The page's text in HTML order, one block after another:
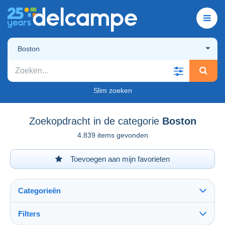
Boston
Slim zoeken
Zoekopdracht in de categorie Boston
4.839 items gevonden
Toevoegen aan mijn favorieten
Categorieën
Filters